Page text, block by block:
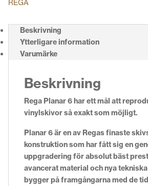
REGA
Beskrivning
Ytterligare information
Varumärke
Beskrivning
Rega Planar 6 har ett mål att
vinylskivor så exakt som möjligt.
Planar 6 är en av Regas finaste
konstruktion som har fått sig en
uppgradering för absolut bäst
avancerat material och nya
bygger på framgångarna med de